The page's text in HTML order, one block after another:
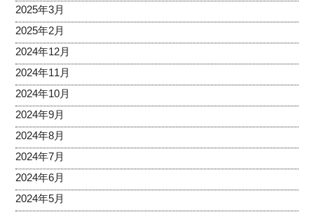
2025年3月
2025年2月
2024年12月
2024年11月
2024年10月
2024年9月
2024年8月
2024年7月
2024年6月
2024年5月